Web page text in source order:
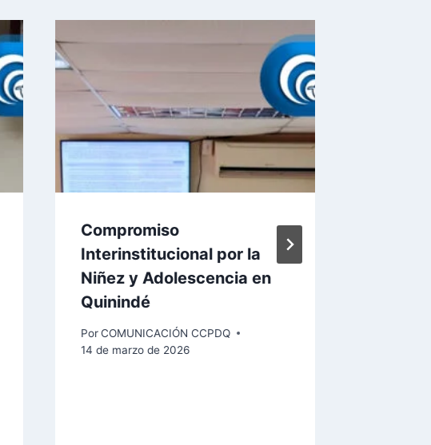
Compromiso
Interinstitucional por la
Niñez y Adolescencia en
Quinindé
Por COMUNICACIÓN CCPDQ
14 de marzo de 2026